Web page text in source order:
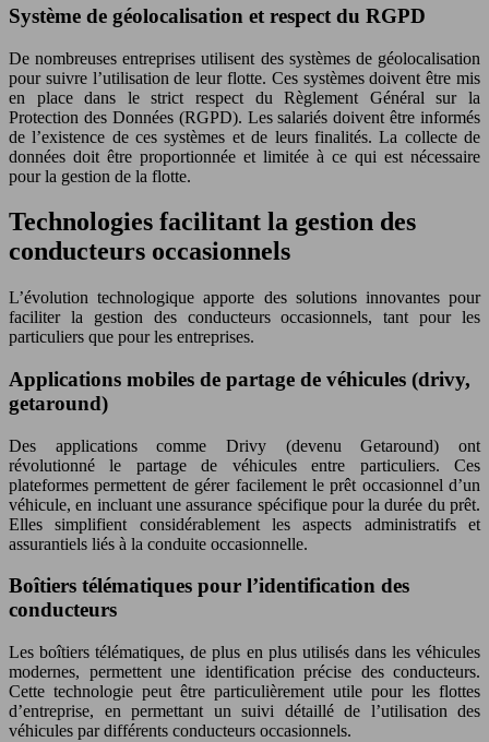
Système de géolocalisation et respect du RGPD
De nombreuses entreprises utilisent des systèmes de géolocalisation
pour suivre l’utilisation de leur flotte. Ces systèmes doivent être mis
en place dans le strict respect du Règlement Général sur la
Protection des Données (RGPD). Les salariés doivent être informés
de l’existence de ces systèmes et de leurs finalités. La collecte de
données doit être proportionnée et limitée à ce qui est nécessaire
pour la gestion de la flotte.
Technologies facilitant la gestion des
conducteurs occasionnels
L’évolution technologique apporte des solutions innovantes pour
faciliter la gestion des conducteurs occasionnels, tant pour les
particuliers que pour les entreprises.
Applications mobiles de partage de véhicules (drivy,
getaround)
Des applications comme Drivy (devenu Getaround) ont
révolutionné le partage de véhicules entre particuliers. Ces
plateformes permettent de gérer facilement le prêt occasionnel d’un
véhicule, en incluant une assurance spécifique pour la durée du prêt.
Elles simplifient considérablement les aspects administratifs et
assurantiels liés à la conduite occasionnelle.
Boîtiers télématiques pour l’identification des
conducteurs
Les boîtiers télématiques, de plus en plus utilisés dans les véhicules
modernes, permettent une identification précise des conducteurs.
Cette technologie peut être particulièrement utile pour les flottes
d’entreprise, en permettant un suivi détaillé de l’utilisation des
véhicules par différents conducteurs occasionnels.